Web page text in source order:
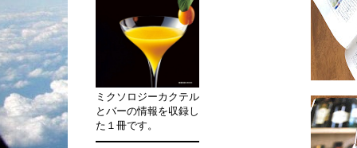
ミクソロジーカクテル
とバーの情報を収録し
た１冊です。